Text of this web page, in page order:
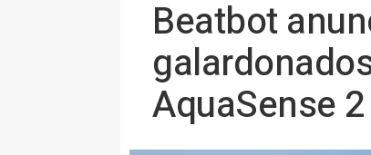
Beatbot
AquaSense 2